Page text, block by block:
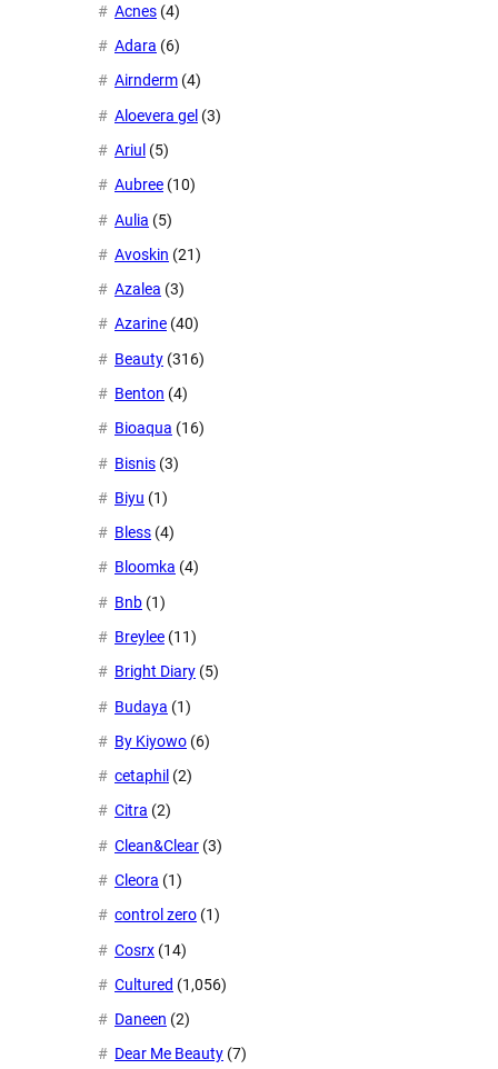
Acnes (4)
Adara (6)
Airnderm (4)
Aloevera gel (3)
Ariul (5)
Aubree (10)
Aulia (5)
Avoskin (21)
Azalea (3)
Azarine (40)
Beauty (316)
Benton (4)
Bioaqua (16)
Bisnis (3)
Biyu (1)
Bless (4)
Bloomka (4)
Bnb (1)
Breylee (11)
Bright Diary (5)
Budaya (1)
By Kiyowo (6)
cetaphil (2)
Citra (2)
Clean&Clear (3)
Cleora (1)
control zero (1)
Cosrx (14)
Cultured (1,056)
Daneen (2)
Dear Me Beauty (7)